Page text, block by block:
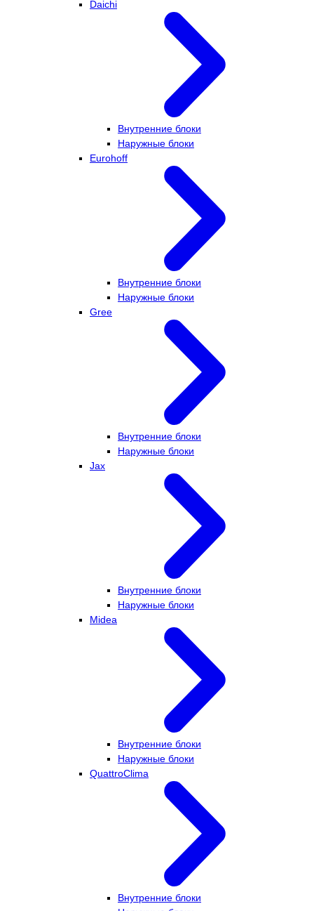
Daichi
Внутренние блоки
Наружные блоки
Eurohoff
Внутренние блоки
Наружные блоки
Gree
Внутренние блоки
Наружные блоки
Jax
Внутренние блоки
Наружные блоки
Midea
Внутренние блоки
Наружные блоки
QuattroClima
Внутренние блоки